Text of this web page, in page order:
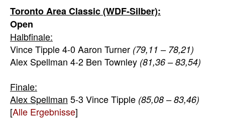
Toronto Area Classic (WDF-Silber):
Open
Halbfinale:
Vince Tipple 4-0 Aaron Turner (79,11 – 78,21)
Alex Spellman 4-2 Ben Townley (81,36 – 83,54)
Finale:
Alex Spellman 5-3 Vince Tipple (85,08 – 83,46)
[Alle Ergebnisse]